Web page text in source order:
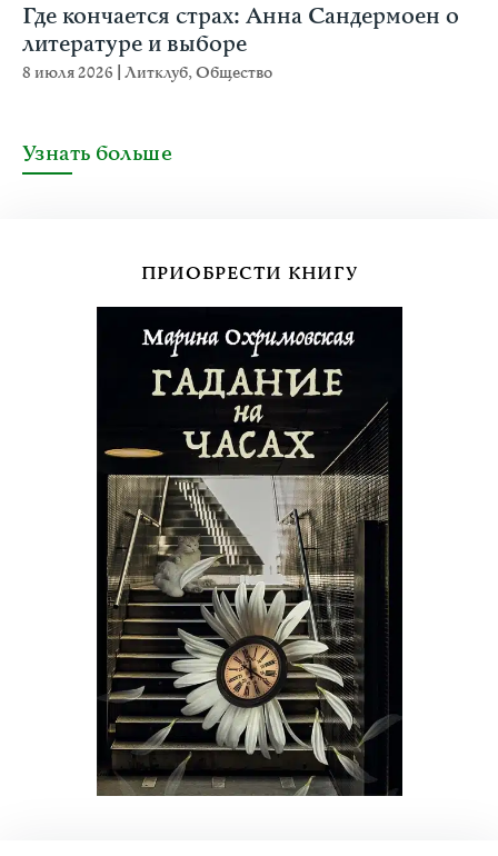
Где кончается страх: Анна Сандермоен о
литературе и выборе
8 июля 2026 Литклуб,Общество
Узнать больше
ПРИОБРЕСТИ КНИГУ